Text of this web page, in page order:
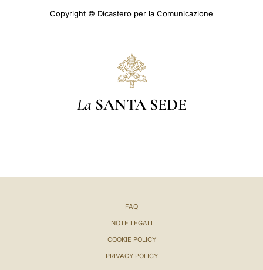
Copyright © Dicastero per la Comunicazione
La SANTA SEDE
FAQ
NOTE LEGALI
COOKIE POLICY
PRIVACY POLICY